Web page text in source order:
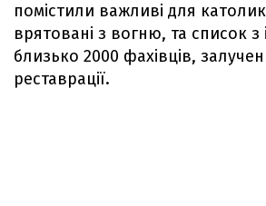
помістили важливі для
врятовані з вогню, та список з
близько 2000 фахівців,
реставрації.